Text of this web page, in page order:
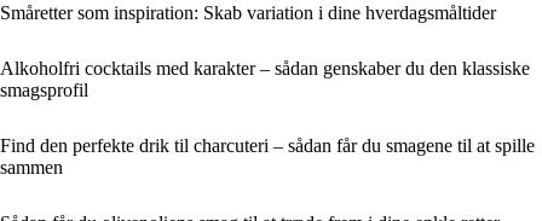
Småretter som inspiration: Skab variation i dine hverdagsmåltider
Alkoholfri cocktails med karakter – sådan genskaber du den klassiske
smagsprofil
Find den perfekte drik til charcuteri – sådan får du smagene til at spille
sammen